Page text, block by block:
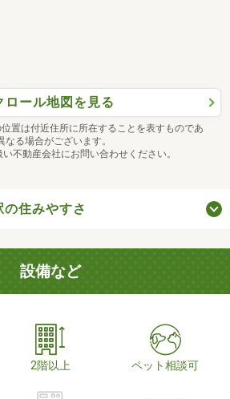
ロール地図を見る
置は付近住所に所在することを表すものであ
る場合がございます。
不動産会社にお問い合わせください。
住みやすさ
設備など
2階以上 ペット相談可